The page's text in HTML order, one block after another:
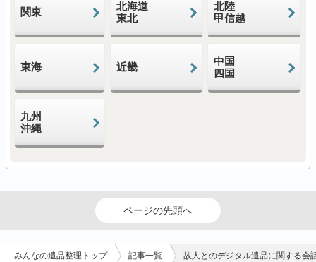
関東
北海道
東北
北陸
甲信越
東海 近畿
中国
四国
九州
沖縄
ページの先頭へ
みんなの遺品整理トップ 記事一覧 故人とのデジタル遺品に関する会